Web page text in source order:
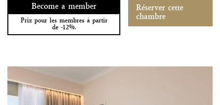
Become a member
Prix pour les membres à partir
de -12%.
Réserver cette
chambre